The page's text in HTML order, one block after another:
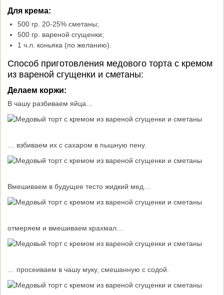
Для крема:
500 гр. 20-25% сметаны;
500 гр. вареной сгущенки;
1 ч.л. коньяка (по желанию).
Способ приготовления медового торта с кремом
из вареной сгущенки и сметаны:
Делаем коржи:
В чашу разбиваем яйца…
… взбиваем их с сахаром в пышную пену.
Вмешиваем в будущее тесто жидкий мед…
отмеряем и вмешиваем крахмал…
… просеиваем в чашу муку, смешанную с содой.